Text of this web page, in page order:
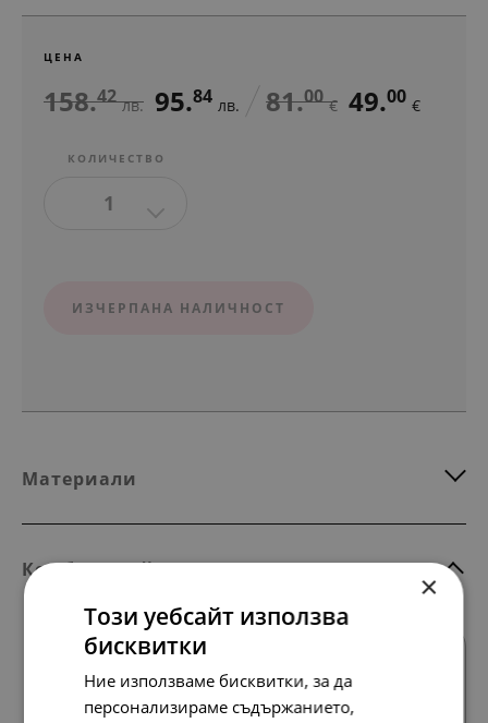
ЦЕНА
158.42 лв. 95.84 лв. 81.00 € 49.00 €
КОЛИЧЕСТВО
1
ИЗЧЕРПАНА НАЛИЧНОСТ
Материали
Комбинирай с тези продукти ×
Този уебсайт използва
бисквитки
Ние използваме бисквитки, за да
персонализираме съдържанието,